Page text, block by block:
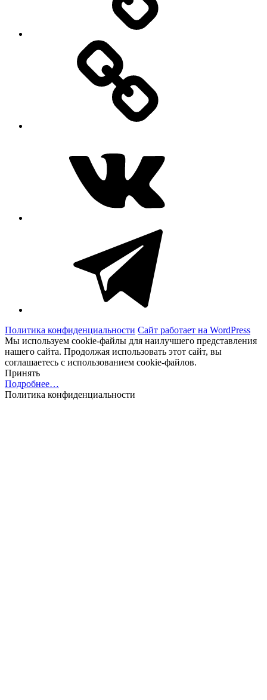
Политика конфиденциальности Сайт работает на WordPress
Мы используем cookie-файлы для наилучшего представления
нашего сайта. Продолжая использовать этот сайт, вы
соглашаетесь с использованием cookie-файлов.
Принять
Подробнее…
Политика конфиденциальности